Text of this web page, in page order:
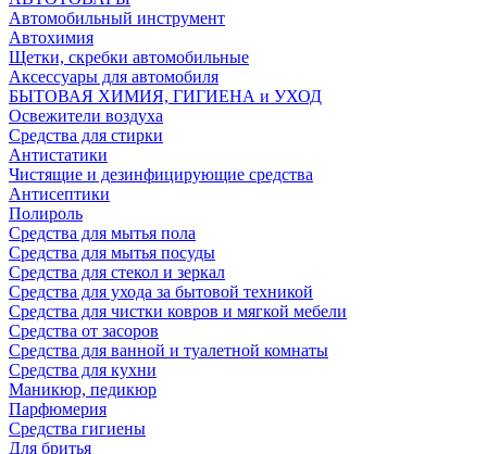
Автомобильный инструмент
Автохимия
Щетки, скребки автомобильные
Аксессуары для автомобиля
БЫТОВАЯ ХИМИЯ, ГИГИЕНА и УХОД
Освежители воздуха
Средства для стирки
Антистатики
Чистящие и дезинфицирующие средства
Антисептики
Полироль
Средства для мытья пола
Средства для мытья посуды
Средства для стекол и зеркал
Средства для ухода за бытовой техникой
Средства для чистки ковров и мягкой мебели
Средства от засоров
Средства для ванной и туалетной комнаты
Средства для кухни
Маникюр, педикюр
Парфюмерия
Средства гигиены
Для бритья